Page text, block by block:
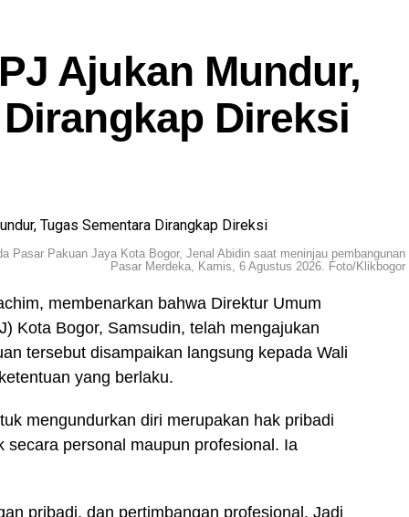
Ajukan Mundur,
Direksi
Pasar Pakuan Jaya Kota Bogor, Jenal Abidin saat meninjau pembangunan
Pasar Merdeka, Kamis, 6 Agustus 2026. Foto/Klikbogor
membenarkan bahwa Direktur Umum
Kota Bogor, Samsudin, telah mengajukan
tersebut disampaikan langsung kepada Wali
yang berlaku.
mengundurkan diri merupakan hak pribadi
personal maupun profesional. Ia
pribadi, dan pertimbangan profesional. Jadi